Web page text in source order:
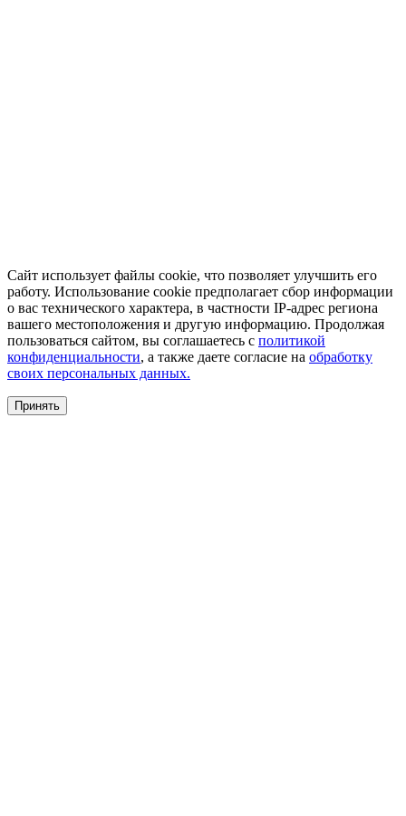
Сайт использует файлы cookie, что позволяет улучшить его
работу. Использование cookie предполагает сбор информации
о вас технического характера, в частности IP-адрес региона
вашего местоположения и другую информацию. Продолжая
пользоваться сайтом, вы соглашаетесь с политикой
конфиденциальности, а также даете согласие на обработку
своих персональных данных.
Принять